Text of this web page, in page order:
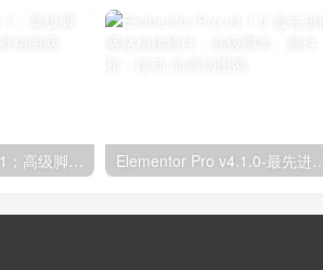
独立分析专业版2.9.1；高级脚本、插件和；手机